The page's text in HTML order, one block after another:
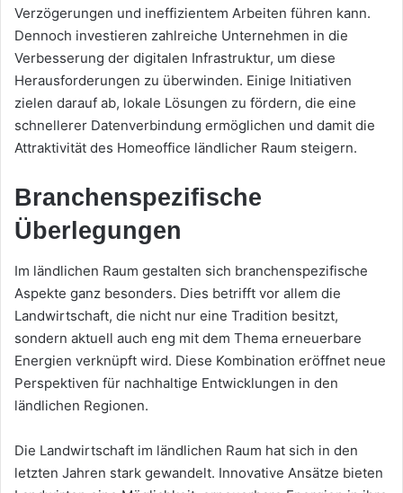
Verzögerungen und ineffizientem Arbeiten führen kann.
Dennoch investieren zahlreiche Unternehmen in die
Verbesserung der digitalen Infrastruktur, um diese
Herausforderungen zu überwinden. Einige Initiativen
zielen darauf ab, lokale Lösungen zu fördern, die eine
schnellerer Datenverbindung ermöglichen und damit die
Attraktivität des Homeoffice ländlicher Raum steigern.
Branchenspezifische
Überlegungen
Im ländlichen Raum gestalten sich branchenspezifische
Aspekte ganz besonders. Dies betrifft vor allem die
Landwirtschaft, die nicht nur eine Tradition besitzt,
sondern aktuell auch eng mit dem Thema erneuerbare
Energien verknüpft wird. Diese Kombination eröffnet neue
Perspektiven für nachhaltige Entwicklungen in den
ländlichen Regionen.
Die Landwirtschaft im ländlichen Raum hat sich in den
letzten Jahren stark gewandelt. Innovative Ansätze bieten